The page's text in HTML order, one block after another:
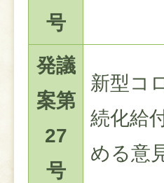
号
発議
案第
27
号
新型コ
続化給
める意